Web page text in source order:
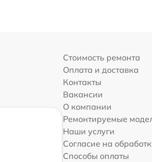
Стоимость ремонта
Оплата и доставка
Контакты
Вакансии
О компании
Ремонтируемые
Наши услуги
Согласие на
Способы оплаты